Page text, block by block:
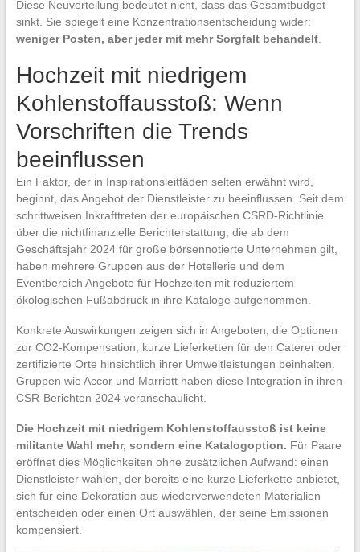
Diese Neuverteilung bedeutet nicht, dass das Gesamtbudget
sinkt. Sie spiegelt eine Konzentrationsentscheidung wider:
weniger Posten, aber jeder mit mehr Sorgfalt behandelt.
Hochzeit mit niedrigem
Kohlenstoffausstoß: Wenn
Vorschriften die Trends
beeinflussen
Ein Faktor, der in Inspirationsleitfäden selten erwähnt wird,
beginnt, das Angebot der Dienstleister zu beeinflussen. Seit dem
schrittweisen Inkrafttreten der europäischen CSRD-Richtlinie
über die nichtfinanzielle Berichterstattung, die ab dem
Geschäftsjahr 2024 für große börsennotierte Unternehmen gilt,
haben mehrere Gruppen aus der Hotellerie und dem
Eventbereich Angebote für Hochzeiten mit reduziertem
ökologischen Fußabdruck in ihre Kataloge aufgenommen.
Konkrete Auswirkungen zeigen sich in Angeboten, die Optionen
zur CO2-Kompensation, kurze Lieferketten für den Caterer oder
zertifizierte Orte hinsichtlich ihrer Umweltleistungen beinhalten.
Gruppen wie Accor und Marriott haben diese Integration in ihren
CSR-Berichten 2024 veranschaulicht.
Die Hochzeit mit niedrigem Kohlenstoffausstoß ist keine
militante Wahl mehr, sondern eine Katalogoption. Für Paare
eröffnet dies Möglichkeiten ohne zusätzlichen Aufwand: einen
Dienstleister wählen, der bereits eine kurze Lieferkette anbietet,
sich für eine Dekoration aus wiederverwendeten Materialien
entscheiden oder einen Ort auswählen, der seine Emissionen
kompensiert.